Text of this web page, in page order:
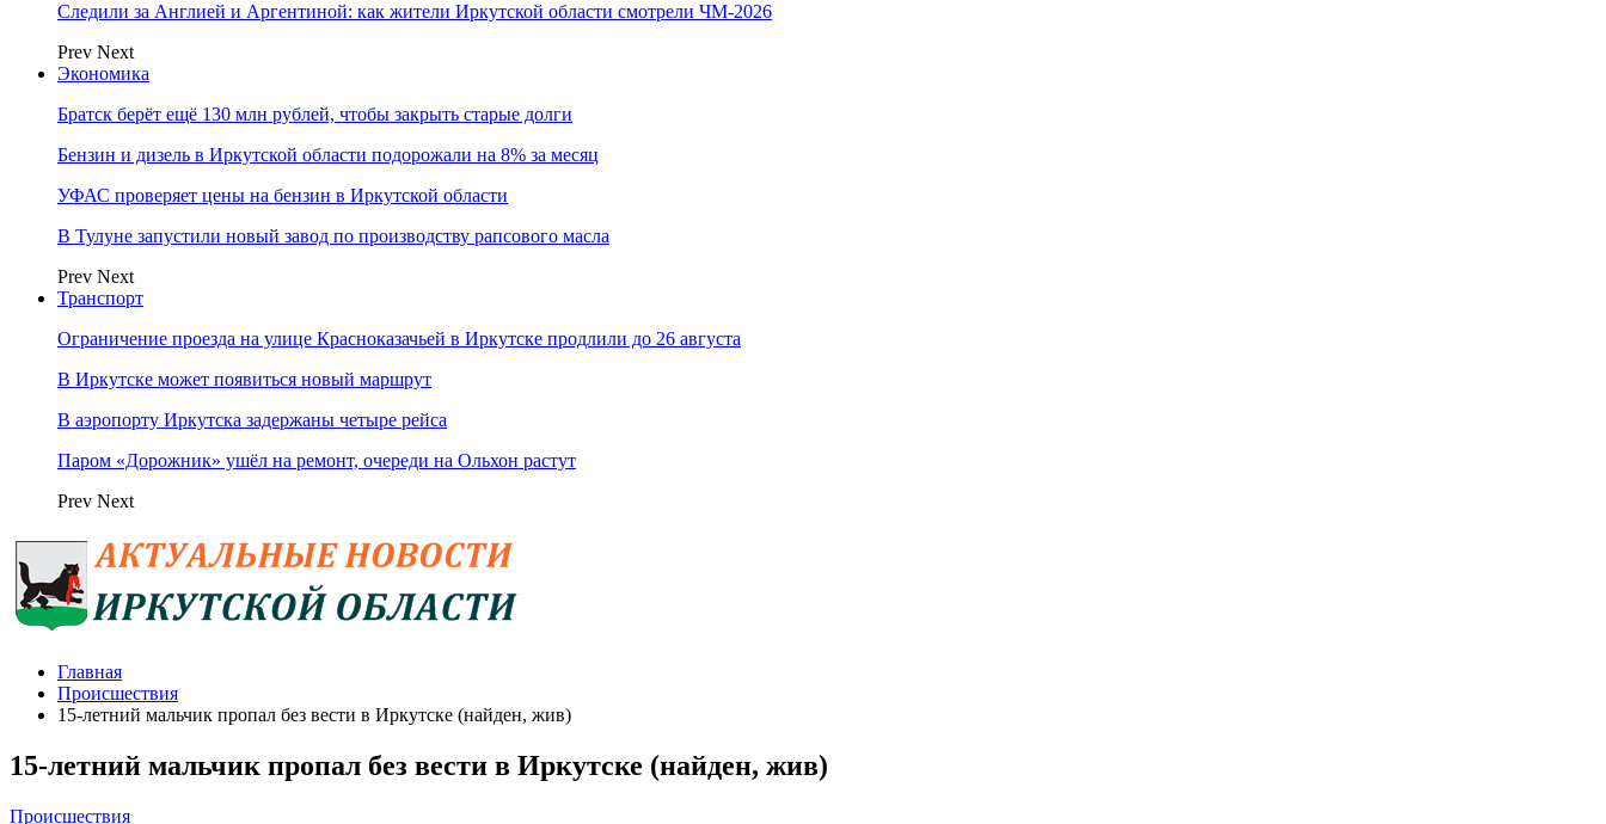
Следили за Англией и Аргентиной: как жители Иркутской области смотрели ЧМ-2026
Prev Next
Экономика
Братск берёт ещё 130 млн рублей, чтобы закрыть старые долги
Бензин и дизель в Иркутской области подорожали на 8% за месяц
УФАС проверяет цены на бензин в Иркутской области
В Тулуне запустили новый завод по производству рапсового масла
Prev Next
Транспорт
Ограничение проезда на улице Красноказачьей в Иркутске продлили до 26 августа
В Иркутске может появиться новый маршрут
В аэропорту Иркутска задержаны четыре рейса
Паром «Дорожник» ушёл на ремонт, очереди на Ольхон растут
Prev Next
Главная
Происшествия
15-летний мальчик пропал без вести в Иркутске (найден, жив)
15-летний мальчик пропал без вести в Иркутске (найден, жив)
Происшествия